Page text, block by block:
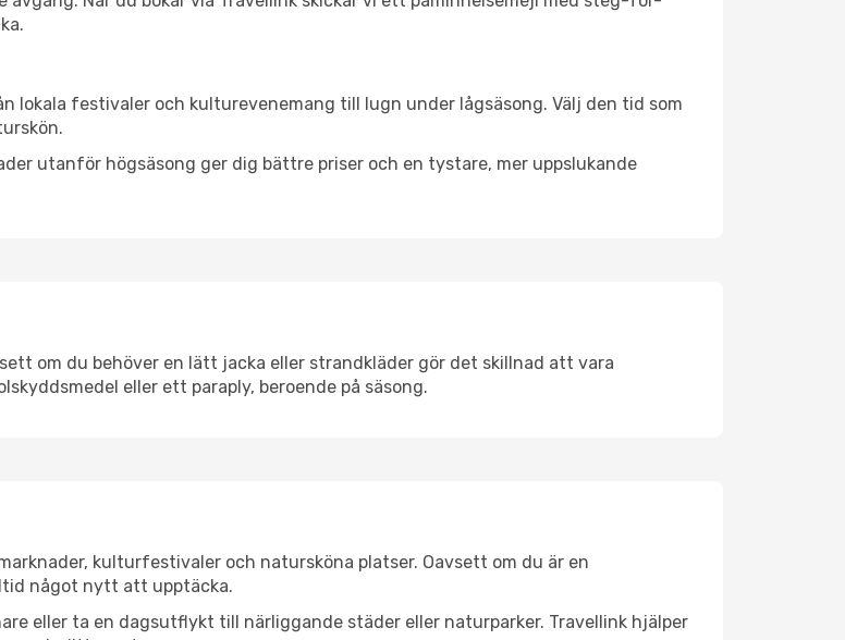
lokala festivaler och kulturevenemang till lugn under lågsäsong. Välj den tid som
utanför högsäsong ger dig bättre priser och en tystare, mer uppslukande
om du behöver en lätt jacka eller strandkläder gör det skillnad att vara
eller ett paraply, beroende på säsong.
kulturfestivaler och natursköna platser. Oavsett om du är en
något nytt att upptäcka.
eller ta en dagsutflykt till närliggande städer eller naturparker. Travellink hjälper